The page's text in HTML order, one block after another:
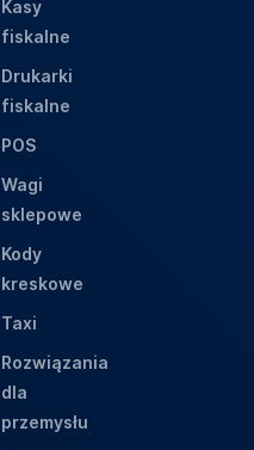
Kasy
fiskalne
Drukarki
fiskalne
POS
Wagi
sklepowe
Kody
kreskowe
Taxi
Rozwiązania
dla
przemysłu